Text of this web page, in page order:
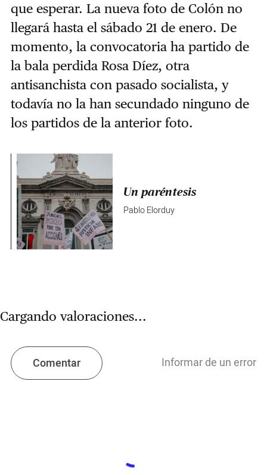
que esperar. La nueva foto de Colón no
llegará hasta el sábado 21 de enero. De
momento, la convocatoria ha partido de
la bala perdida Rosa Díez, otra
antisanchista con pasado socialista, y
todavía no la han secundado ninguno de
los partidos de la anterior foto.
Un paréntesis
Pablo Elorduy
Cargando valoraciones...
Comentar Informar de un error